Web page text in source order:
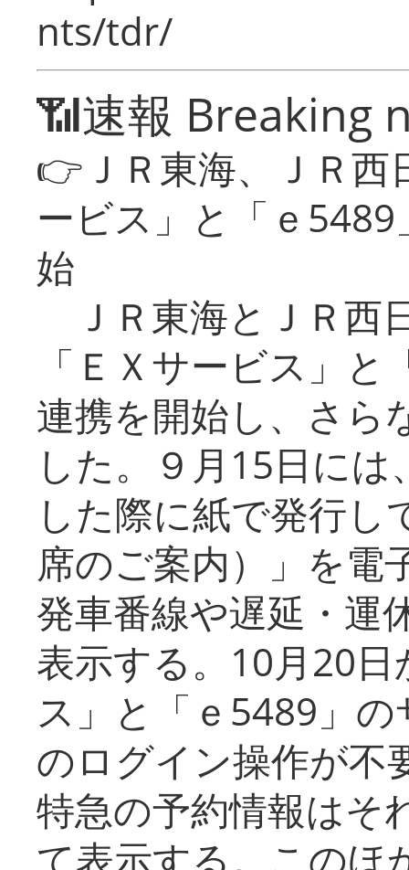
nts/tdr/
📶速報 Breaking
👉ＪＲ東海、ＪＲ
ービス」と「ｅ
始
ＪＲ東海とＪＲ西
「ＥＸサービス」
連携を開始し、さら
した。９月15日に
した際に紙で発行し
席のご案内）」を電
発車番線や遅延・運
表示する。10月20
ス」と「ｅ5489」
のログイン操作が不
特急の予約情報はそ
て表示する。このほ